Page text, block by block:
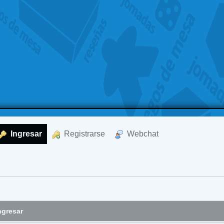
Ingresar Registrarse Webchat